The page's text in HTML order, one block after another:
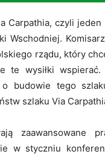
Carpathia, czyli
Wschodniej.
rządu, który
te wysiłki
budowie tego
szlaku Via
zaawansowane
w styczniu